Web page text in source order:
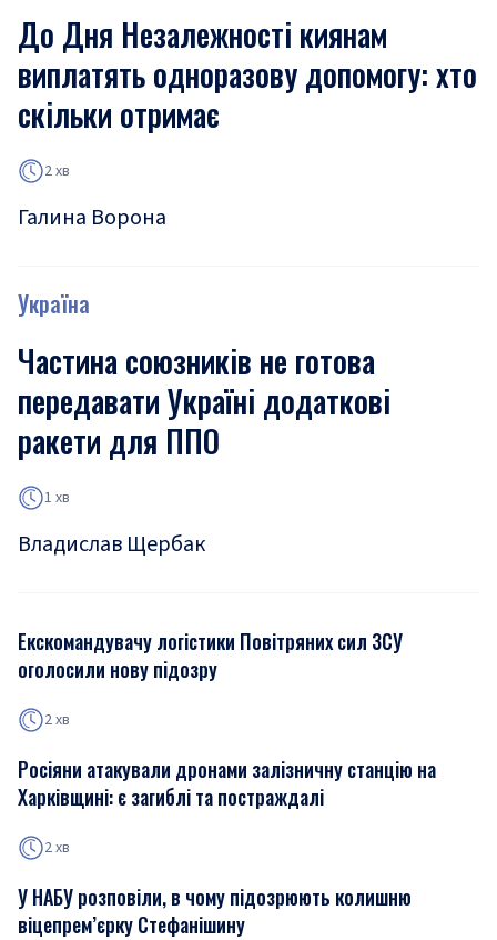
До Дня Незалежності киянам
виплатять одноразову допомогу: хто
скільки отримає
2 хв
Галина Ворона
Україна
Частина союзників не готова
передавати Україні додаткові
ракети для ППО
1 хв
Владислав Щербак
Екскомандувачу логістики Повітряних сил ЗСУ
оголосили нову підозру
2 хв
Росіяни атакували дронами залізничну станцію на
Харківщині: є загиблі та постраждалі
2 хв
У НАБУ розповіли, в чому підозрюють колишню
віцепрем’єрку Стефанішину